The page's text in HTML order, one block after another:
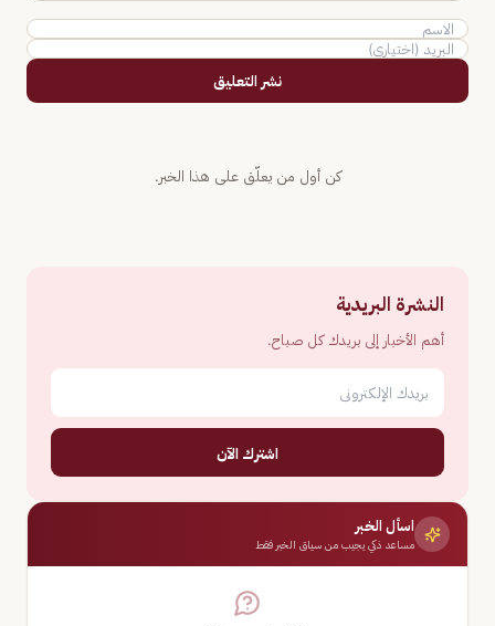
نشر التعليق
كن أول من يعلّق على هذا الخبر.
النشرة البريدية
أهم الأخبار إلى بريدك كل صباح.
اشترك الآن
اسأل الخبر
مساعد ذكي يجيب من سياق الخبر فقط